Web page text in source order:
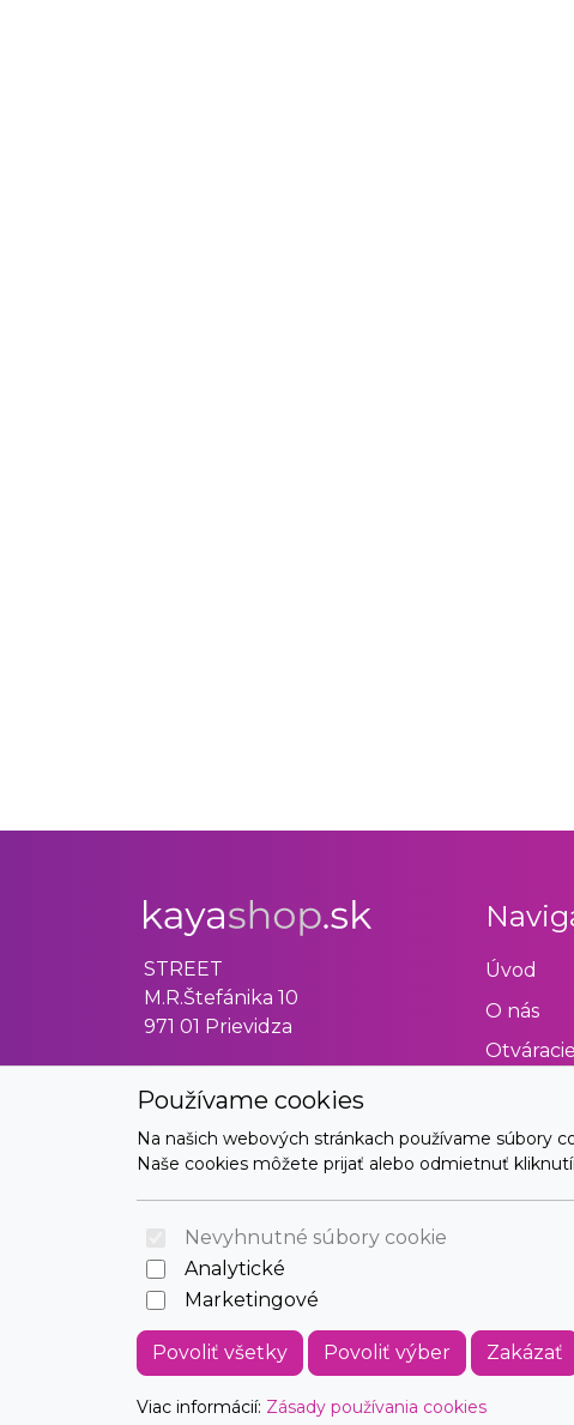
Používame cookies
Na našich webových stránkach používame súbory
Naše cookies môžete prijať alebo odmietnuť
Nevyhnutné súbory cookie
Analytické
Marketingové
Povoliť všetky Povoliť výber Zakázať
Viac informácií: Zásady používania cookies
STREET
M.R.Štefánika 10
971 01 Prievidza
Úvod
O nás
Kontakt